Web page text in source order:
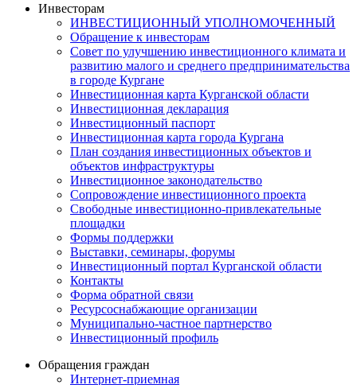
Инвесторам
ИНВЕСТИЦИОННЫЙ УПОЛНОМОЧЕННЫЙ
Обращение к инвесторам
Совет по улучшению инвестиционного климата и
развитию малого и среднего предпринимательства
в городе Кургане
Инвестиционная карта Курганской области
Инвестиционная декларация
Инвестиционный паспорт
Инвестиционная карта города Кургана
План создания инвестиционных объектов и
объектов инфраструктуры
Инвестиционное законодательство
Сопровождение инвестиционного проекта
Свободные инвестиционно-привлекательные
площадки
Формы поддержки
Выставки, семинары, форумы
Инвестиционный портал Курганской области
Контакты
Форма обратной связи
Ресурсоснабжающие организации
Муниципально-частное партнерство
Инвестиционный профиль
Обращения граждан
Интернет-приемная